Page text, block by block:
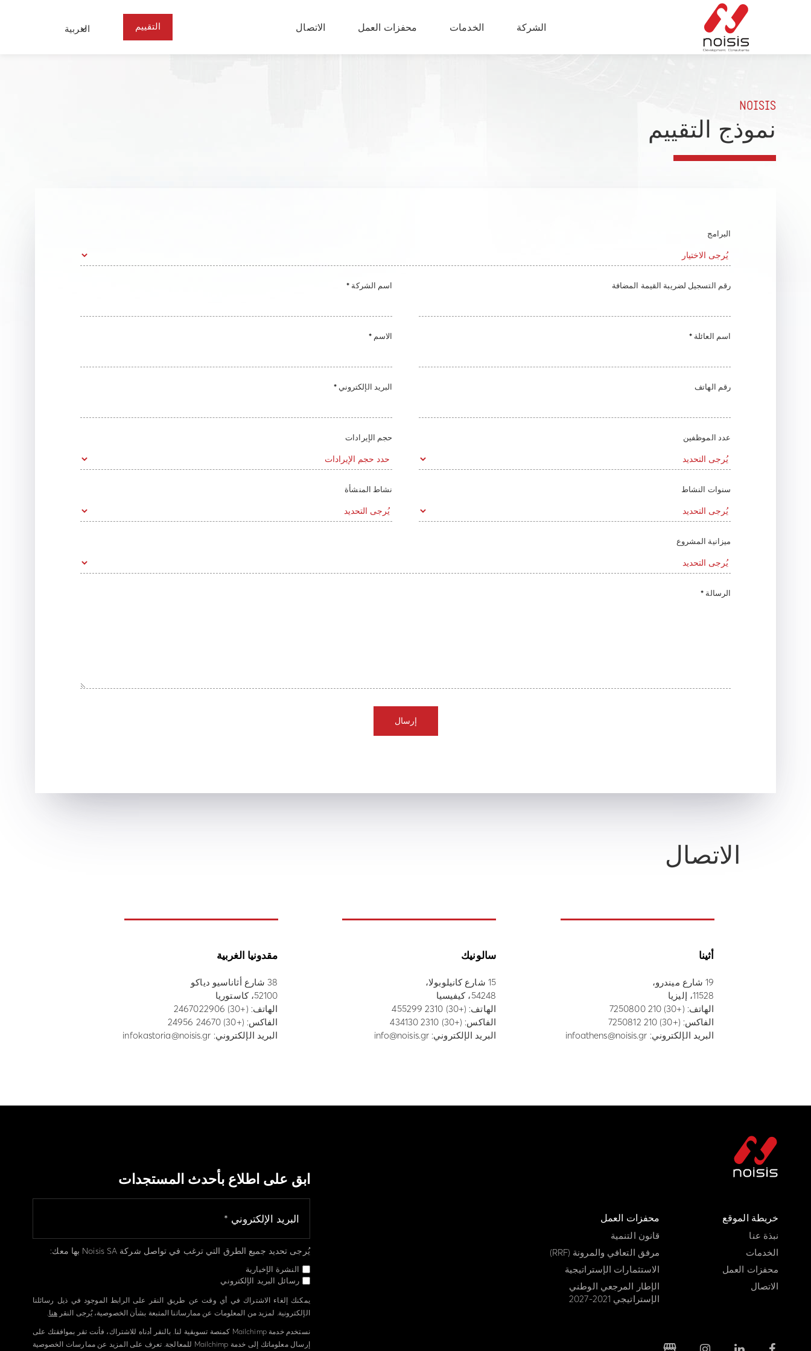
الشركة الخدمات محفزات العمل الاتصال التقييم العربية
NOISIS
نموذج التقييم
البرامج
* اسم الشركة رقم التسجيل لضريبة القيمة المضافة
* الاسم * اسم العائلة
* البريد الإلكتروني رقم الهاتف
حجم الإيرادات عدد الموظفين
نشاط المنشأة سنوات النشاط
ميزانية المشروع
* الرسالة
الاتصال
أثينا
19 شارع ميندرو،
11528، إليزيا
الهاتف: (+30) 210 7250800
الفاكس: (+30) 210 7250812
البريد الإلكتروني: infoathens@noisis.gr
سالونيك
15 شارع كانيلوبولا،
54248، كيفيسيا
الهاتف: (+30) 2310 455299
الفاكس: (+30) 2310 434130
البريد الإلكتروني: info@noisis.gr
مقدونيا الغربية
38 شارع أثاناسيو دياكو
52100، كاستوريا
الهاتف: (+30) 2467022906
الفاكس: (+30) 24670 24956
البريد الإلكتروني: infokastoria@noisis.gr
خريطة الموقع
نبذة عنا
الخدمات
محفزات العمل
الاتصال
محفزات العمل
قانون التنمية
مرفق التعافي والمرونة (RRF)
الاستثمارات الإستراتيجية
الإطار المرجعي الوطني
الإستراتيجي 2021-2027
ابق على اطلاع بأحدث المستجدات
يُرجى تحديد جميع الطرق التي ترغب في تواصل شركة Noisis SA بها معك:
النشرة الإخبارية
رسائل البريد الإلكتروني
يمكنك إلغاء الاشتراك في أي وقت عن طريق النقر على الرابط الموجود في ذيل رسائلنا
الإلكترونية. لمزيد من المعلومات عن ممارساتنا المتبعة بشأن الخصوصية، يُرجى النقرهنا
نستخدم خدمة Mailchimp كمنصة تسويقية لنا. بالنقر أدناه للاشتراك، فأنت تقر بموافقتك على
إرسال معلوماتك إلى خدمة Mailchimp للمعالجة. تعرف على المزيد عن ممارسات الخصوصية